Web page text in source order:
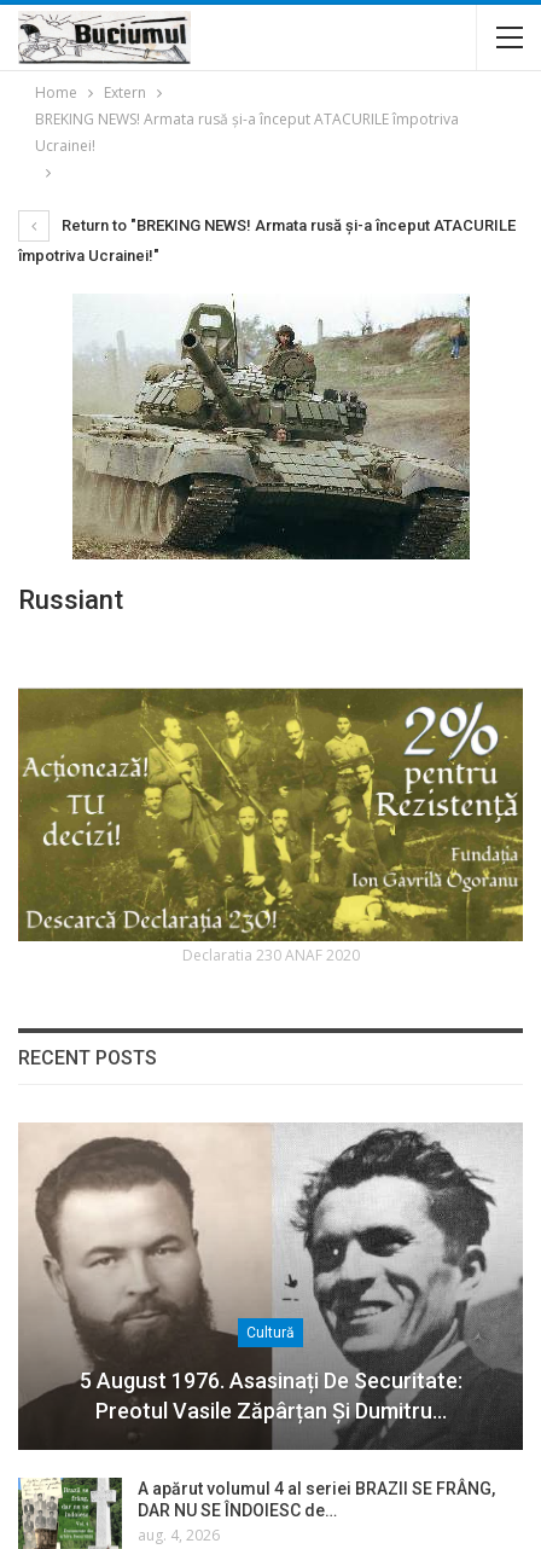
Home
Extern
BREKING NEWS! Armata rusă și-a început ATACURILE împotriva
Ucrainei!
Return to "BREKING NEWS! Armata rusă și-a început ATACURILE
împotriva Ucrainei!"
Russiant
Declaratia 230 ANAF 2020
RECENT POSTS
Cultură
5 August 1976. Asasinați De Securitate:
Preotul Vasile Zăpârțan Și Dumitru…
A apărut volumul 4 al seriei BRAZII SE FRÂNG,
DAR NU SE ÎNDOIESC de…
aug. 4, 2026